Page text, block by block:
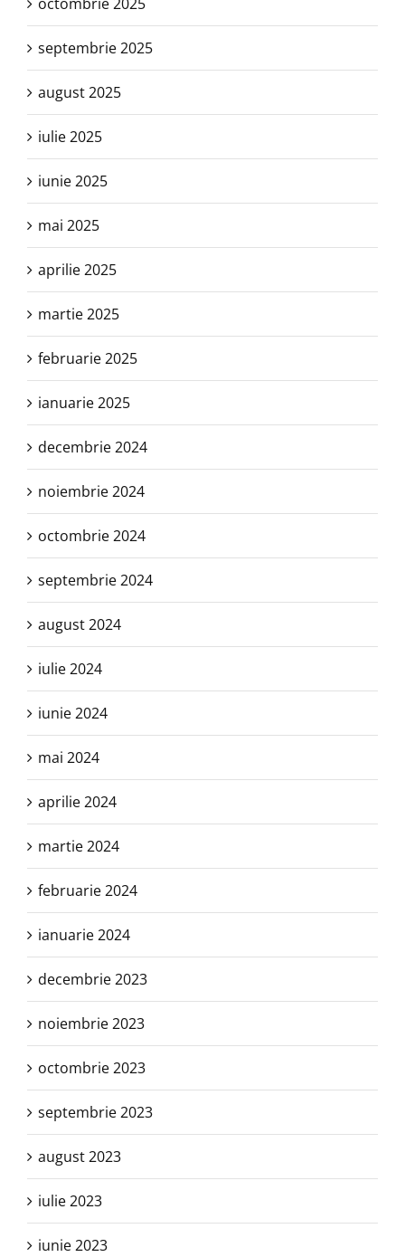
septembrie 2025
august 2025
iulie 2025
iunie 2025
mai 2025
aprilie 2025
martie 2025
februarie 2025
ianuarie 2025
decembrie 2024
noiembrie 2024
octombrie 2024
septembrie 2024
august 2024
iulie 2024
iunie 2024
mai 2024
aprilie 2024
martie 2024
februarie 2024
ianuarie 2024
decembrie 2023
noiembrie 2023
octombrie 2023
septembrie 2023
august 2023
iulie 2023
iunie 2023